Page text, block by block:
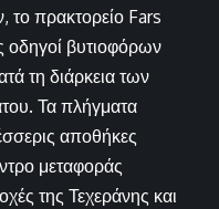
το πρακτορείο Fars
οδηγοί βυτιοφόρων
τη διάρκεια των
Τα πλήγματα
αποθήκες
μεταφοράς
της Τεχεράνης και